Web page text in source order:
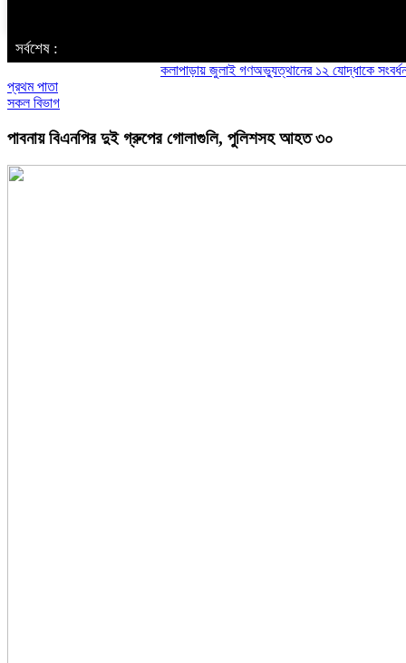
‌ সর্বশেষ :
কলাপাড়ায় জুলাই গণঅভ্যুত্থানের ১২ যোদ্ধাকে সংবর্ধনা
প্রথম পাতা
সকল বিভাগ
পাবনায় বিএনপির দুই গ্রুপের গোলাগুলি, পুলিশসহ আহত ৩০